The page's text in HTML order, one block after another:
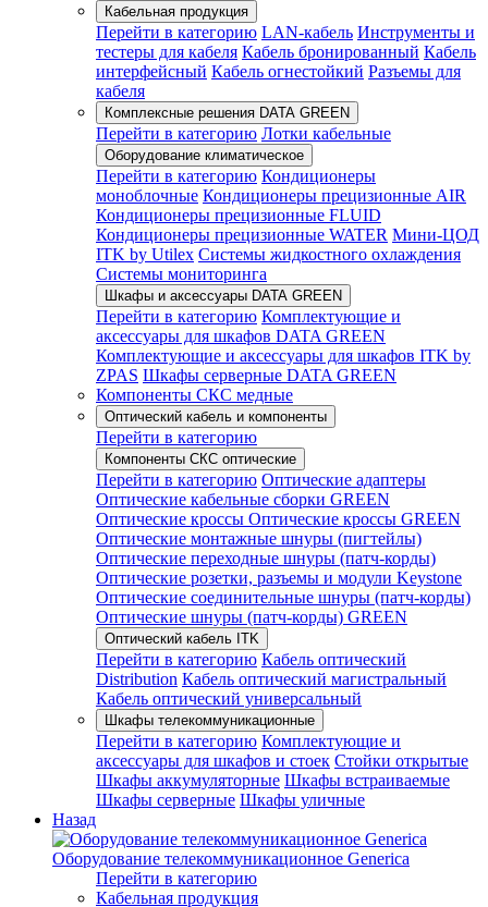
Кабельная продукция
Перейти в категорию LAN-кабель Инструменты и
тестеры для кабеля Кабель бронированный Кабель
интерфейсный Кабель огнестойкий Разъемы для
кабеля
Комплексные решения DATA GREEN
Перейти в категорию Лотки кабельные
Оборудование климатическое
Перейти в категорию Кондиционеры
моноблочные Кондиционеры прецизионные AIR
Кондиционеры прецизионные FLUID
Кондиционеры прецизионные WATER Мини-ЦОД
ITK by Utilex Системы жидкостного охлаждения
Системы мониторинга
Шкафы и аксессуары DATA GREEN
Перейти в категорию Комплектующие и
аксессуары для шкафов DATA GREEN
Комплектующие и аксессуары для шкафов ITK by
ZPAS Шкафы серверные DATA GREEN
Компоненты СКС медные
Оптический кабель и компоненты
Перейти в категорию
Компоненты СКС оптические
Перейти в категорию Оптические адаптеры
Оптические кабельные сборки GREEN
Оптические кроссы Оптические кроссы GREEN
Оптические монтажные шнуры (пигтейлы)
Оптические переходные шнуры (патч-корды)
Оптические розетки, разъемы и модули Keystone
Оптические соединительные шнуры (патч-корды)
Оптические шнуры (патч-корды) GREEN
Оптический кабель ITK
Перейти в категорию Кабель оптический
Distribution Кабель оптический магистральный
Кабель оптический универсальный
Шкафы телекоммуникационные
Перейти в категорию Комплектующие и
аксессуары для шкафов и стоек Стойки открытые
Шкафы аккумуляторные Шкафы встраиваемые
Шкафы серверные Шкафы уличные
Назад
Оборудование телекоммуникационное Generica
Перейти в категорию
Кабельная продукция